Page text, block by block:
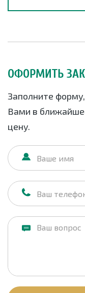
ОФОРМИТЬ
Заполните
Вами в
цену.